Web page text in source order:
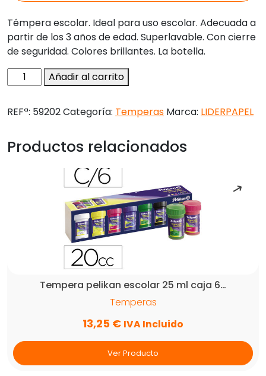
Témpera escolar. Ideal para uso escolar. Adecuada a
partir de los 3 años de edad. Superlavable. Con cierre
de seguridad. Colores brillantes. La botella.
Tempera
liquida
escolar
ml
Añadir al carrito
REFª: 59202Categoría: Temperas Marca: LIDERPAPEL
Productos relacionados
Tempera pelikan escolar 25 ml caja 6…
Temperas
13,25 € IVA Incluido
Ver Producto